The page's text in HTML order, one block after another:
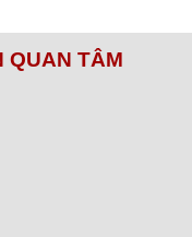
QUAN TÂM